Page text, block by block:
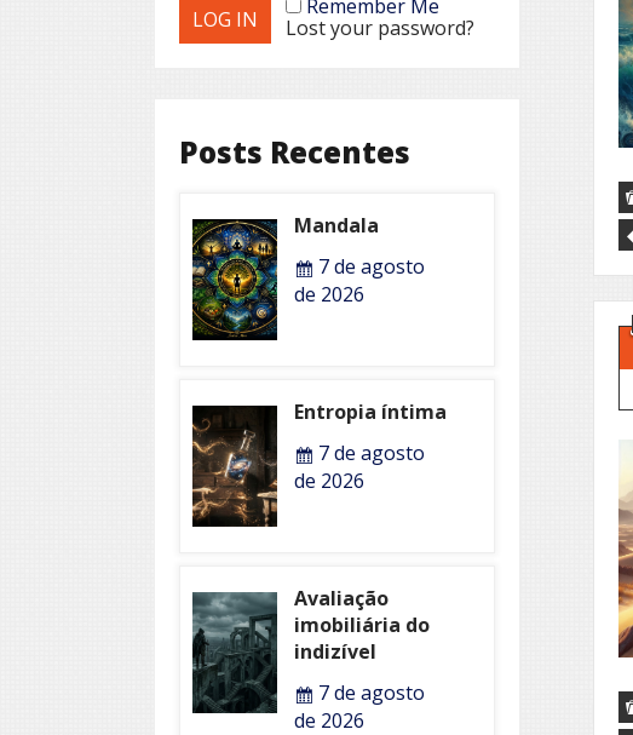
Remember Me
Lost your password?
Posts Recentes
Mandala
7 de agosto
de 2026
Entropia íntima
7 de agosto
de 2026
Avaliação
imobiliária do
indizível
7 de agosto
de 2026